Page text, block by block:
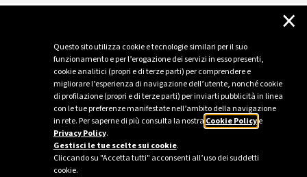
Questo sito utilizza cookie e tecnologie similari per il suo
funzionamento e per l’erogazione dei servizi in esso presenti,
cookie analitici (propri e di terze parti) per comprendere e
migliorare l’esperienza di navigazione dell’utente, nonché cookie
di profilazione (propri e di terze parti) per inviarti pubblicità in linea
con le tue preferenze manifestate nell’ambito della navigazione
in rete. Per saperne di più consulta la nostra Cookie Policye
Privacy Policy.
Gestisci le tue scelte sui cookie.
Cliccando su "Accetta tutti" acconsenti all’uso dei suddetti
cookie.
×